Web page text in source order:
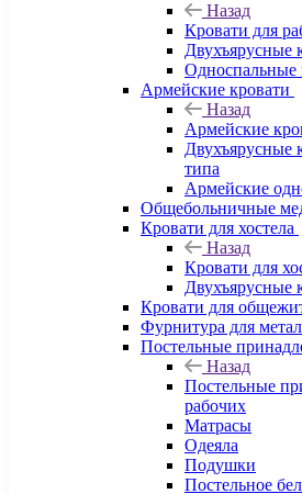
Назад
Кровати для
Двухъярусные
Односпальные
Армейские кровати
Назад
Армейские
Двухъярусные
типа
Армейские
Общебольничные
Кровати для хостела
Назад
Кровати для
Двухъярусные
Кровати для
Фурнитура для
Постельные
Назад
Постельные
рабочих
Матрасы
Одеяла
Подушки
Постельное